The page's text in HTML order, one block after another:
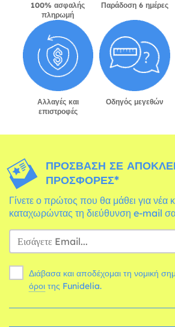
100% ασφαλής
πληρωμή
Παράδοση 6 ημέρες
Αλλαγές και
επιστροφές
Οδηγός μεγεθών
ΠΡΌΣΒΑΣΗ ΣΕ
ΠΡΟΣΦΟΡΈΣ*
Γίνετε ο πρώτος που θα μάθει για νέα
καταχωρώντας τη διεύθυνση e-mail
Διάβασα και αποδέχομαι τη νομική
όροι της Funidelia.